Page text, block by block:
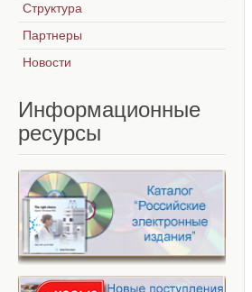
Структура
Партнеры
Новости
Информационные
ресурсы